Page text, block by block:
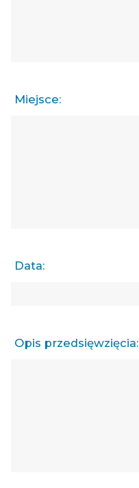
Miejsce:
Data:
Opis przedsięwzięcia: